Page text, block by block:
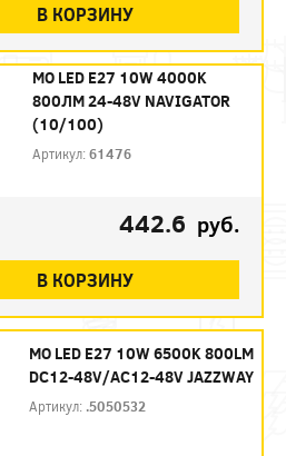
В КОРЗИНУ
МО LED E27 10W 4000K
800ЛМ 24-48V NAVIGATOR
(10/100)
Артикул:61476
442.6 руб.
В КОРЗИНУ
МО LED E27 10W 6500K 800LM
DC12-48V/AC12-48V JAZZWAY
Артикул: .5050532